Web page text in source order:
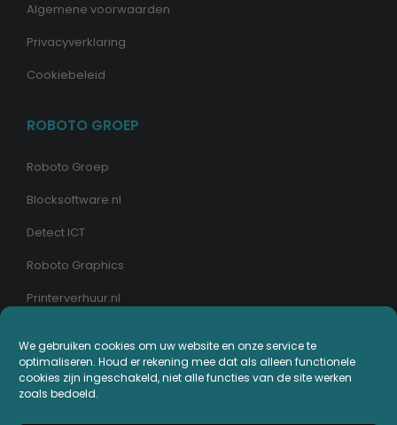
We gebruiken cookies om uw website en onze service te
optimaliseren. Houd er rekening mee dat als alleen functionele
cookies zijn ingeschakeld, niet alle functies van de site werken
zoals bedoeld.
Algemene voorwaarden
Privacyverklaring
Cookiebeleid
ROBOTO GROEP
Roboto Groep
Blocksoftware.nl
Detect ICT
Roboto Graphics
Printerverhuur.nl
MIJN PRINTERPLAZA.NL
Bestellingen